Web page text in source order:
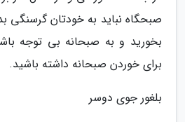
صبحگاه نباید به خودتان گرسنگی
بخورید و به صبحانه بی توجه
برای خوردن صبحانه داشته باشید.
بلغور جوی دوسر